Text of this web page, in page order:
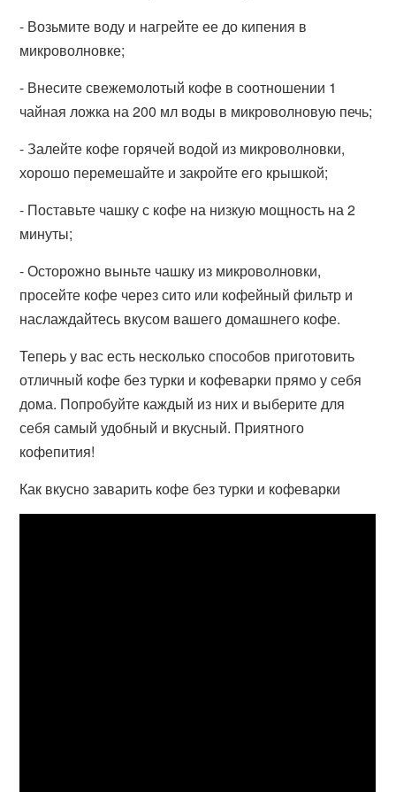
- Возьмите воду и нагрейте ее до кипения в
микроволновке;
- Внесите свежемолотый кофе в соотношении 1
чайная ложка на 200 мл воды в микроволновую печь;
- Залейте кофе горячей водой из микроволновки,
хорошо перемешайте и закройте его крышкой;
- Поставьте чашку с кофе на низкую мощность на 2
минуты;
- Осторожно выньте чашку из микроволновки,
просейте кофе через сито или кофейный фильтр и
наслаждайтесь вкусом вашего домашнего кофе.
Теперь у вас есть несколько способов приготовить
отличный кофе без турки и кофеварки прямо у себя
дома. Попробуйте каждый из них и выберите для
себя самый удобный и вкусный. Приятного
кофепития!
Как вкусно заварить кофе без турки и кофеварки